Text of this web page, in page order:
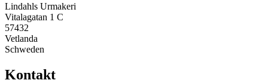
Lindahls Urmakeri
Vitalagatan 1 C
57432
Vetlanda
Schweden
Kontakt